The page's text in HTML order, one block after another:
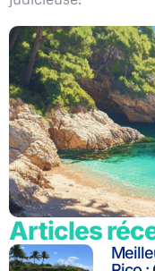
Articles